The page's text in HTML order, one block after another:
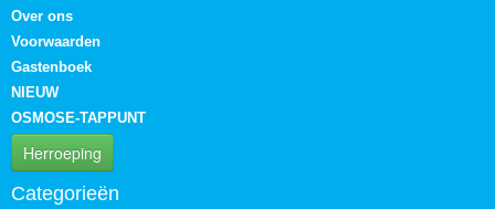
Over ons
Voorwaarden
Gastenboek
NIEUW
OSMOSE-TAPPUNT
Herroeping
Categorieën